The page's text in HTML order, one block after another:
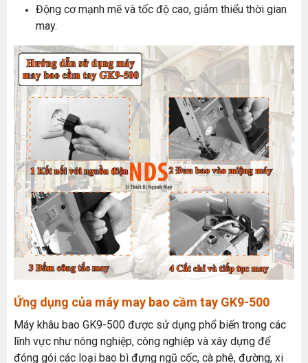
Động cơ mạnh mẽ và tốc độ cao, giảm thiểu thời gian
may.
Ứng dụng của máy may bao cầm tay GK9-500
Máy khâu bao GK9-500 được sử dụng phổ biến trong các
lĩnh vực như nông nghiệp, công nghiệp và xây dựng để
đóng gói các loại bao bì đựng ngũ cốc, cà phê, đường, xi
MÁY MAY BAO CẦM TAY TRỤ ĐỨNG 2 KIM
Đăng nhập để xem giá sỉ
Giá bán lẻ: